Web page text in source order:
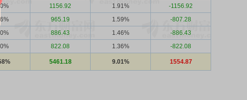
1156.92 1.91%
-1156.92
965.19 1.59%
-807.28
886.43 1.46%
-886.43
822.08 1.36% -822.08
5461.18 9.01% 1554.87